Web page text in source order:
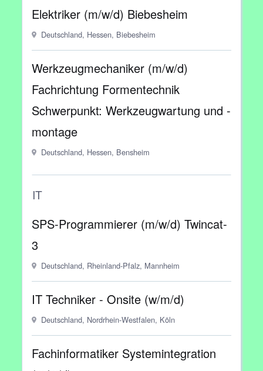
Elektriker (m/w/d) Biebesheim
Deutschland, Hessen, Biebesheim
Werkzeugmechaniker (m/w/d)
Fachrichtung Formentechnik
Schwerpunkt: Werkzeugwartung und -
montage
Deutschland, Hessen, Bensheim
IT
SPS-Programmierer (m/w/d) Twincat-
3
Deutschland, Rheinland-Pfalz, Mannheim
IT Techniker - Onsite (w/m/d)
Deutschland, Nordrhein-Westfalen, Köln
Fachinformatiker Systemintegration